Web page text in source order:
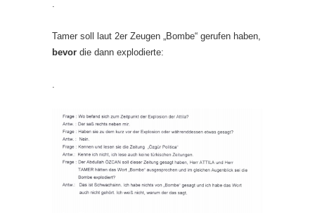
Tamer soll laut 2er Zeugen „Bombe“ gerufen haben,
bevor die dann explodierte: